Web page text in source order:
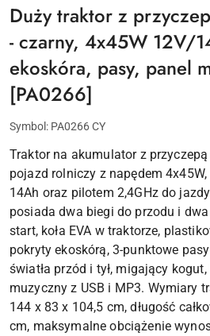
Duży traktor z
- czarny, 4x45W 12V/
ekoskóra, pasy, panel
[PA0266]
Symbol: PA0266 CY
Traktor na akumulator z
pojazd rolniczy z napędem
14Ah oraz pilotem 2,4GHz do
posiada dwa biegi do przodu i
start, koła EVA w traktorze,
pokryty ekoskórą, 3-punktowe
światła przód i tył, migający
muzyczny z USB i MP3. Wymiary
144 x 83 x 104,5 cm, długość
cm, maksymalne obciążenie